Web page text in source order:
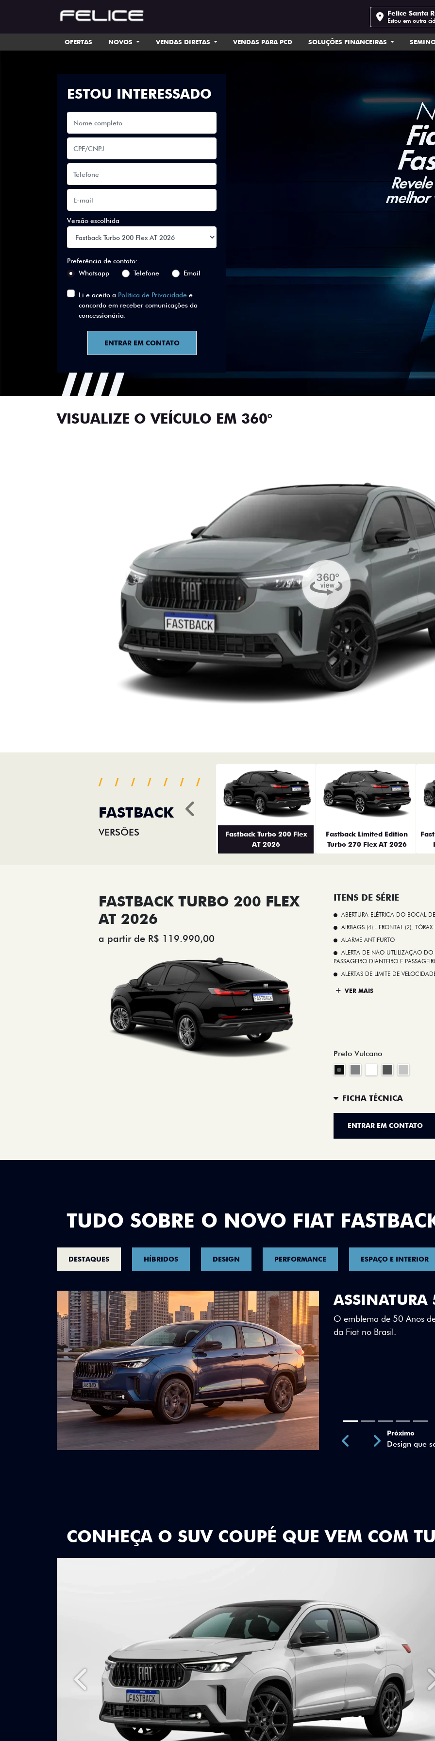
Felice Santa
Estou em outra
OFERTAS NOVOS VENDAS DIRETAS VENDAS PARA PCD SOLUÇÕES FINANCEIRAS
ESTOU INTERESSADO
Versão escolhida
Preferência de contato:
Whatsapp
Telefone Email
Li e aceito a Política de Privacidade e
concordo em receber comunicações da
concessionária.
ENTRAR EM CONTATO
VISUALIZE O VEÍCULO EM 360°
FASTBACK
VERSÕES
Fastback Turbo 200 Flex
AT 2026
Fastback Limited Edition
Turbo 270 Flex AT 2026
Anterior
FASTBACK TURBO 200 FLEX
AT 2026
a partir de R$ 119.990,00
ITENS DE SÉRIE
ABERTURA ELÉTRICA DO BOCAL
AIRBAGS (4) - FRONTAL (2),
ALARME ANTIFURTO
ALERTA DE NÃO UTLILIZAÇÃO
PASSAGEIRO DIANTEIRO E
ALERTAS DE LIMITE DE
VER MAIS
Preto Vulcano
FICHA TÉCNICA
ENTRAR EM CONTATO
TUDO SOBRE O NOVO FIAT
DESTAQUES HÍBRIDOS DESIGN PERFORMANCE ESPAÇO E INTERIOR
DESIGN QUE
Teto bicolor, adesivos
uma identidade visual
Anterior